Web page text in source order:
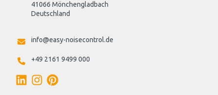
41066 Mönchengladbach
Deutschland
info@easy-noisecontrol.de
+49 2161 9499 000